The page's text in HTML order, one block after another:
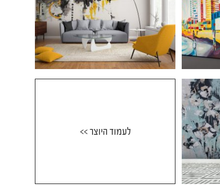
לעמוד היוצר >>